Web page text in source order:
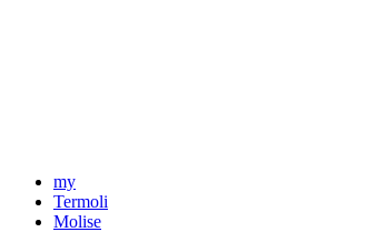
my
Termoli
Molise